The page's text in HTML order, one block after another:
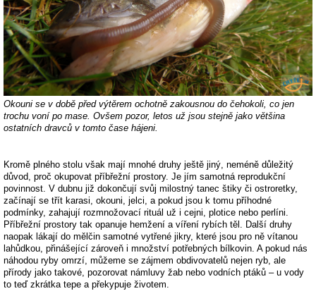
Okouni se v době před výtěrem ochotně zakousnou do čehokoli, co jen
trochu voní po mase. Ovšem pozor, letos už jsou stejně jako většina
ostatních dravců v tomto čase hájeni.
Kromě plného stolu však mají mnohé druhy ještě jiný, neméně důležitý
důvod, proč okupovat příbřežní prostory. Je jím samotná reprodukční
povinnost. V dubnu již dokončují svůj milostný tanec štiky či ostroretky,
začínají se třít karasi, okouni, jelci, a pokud jsou k tomu příhodné
podmínky, zahajují rozmnožovací rituál už i cejni, plotice nebo perlíni.
Příbřežní prostory tak opanuje hemžení a víření rybích těl. Další druhy
naopak lákají do mělčin samotné vytřené jikry, které jsou pro ně vítanou
lahůdkou, přinášející zároveň i množství potřebných bílkovin. A pokud nás
náhodou ryby omrzí, můžeme se zájmem obdivovatelů nejen ryb, ale
přírody jako takové, pozorovat námluvy žab nebo vodních ptáků – u vody
to teď zkrátka tepe a překypuje životem.